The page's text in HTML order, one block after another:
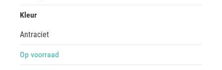
Kleur
Antraciet
Op voorraad